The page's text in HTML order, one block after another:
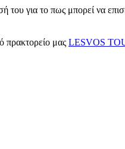
για το πως μπορεί να
πρακτορείο μας LESVOS